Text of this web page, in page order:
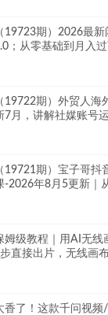
（19723期）2026最
；从零基础到月入
（19722期）外贸人海
7月，讲解社媒账号
（19721期）宝子哥抖
-2026年8月5更新｜
姆级教程｜用AI无线
直接出片，无线画
香了！这款千问视频